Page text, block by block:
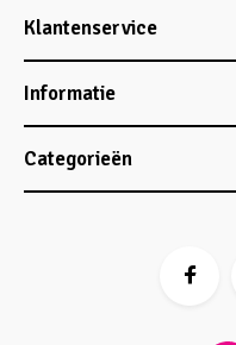
Klantenservice
Informatie
Categorieën